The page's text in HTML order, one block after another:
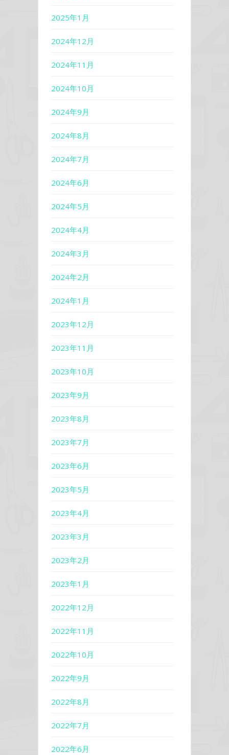
2025年1月
2024年12月
2024年11月
2024年10月
2024年9月
2024年8月
2024年7月
2024年6月
2024年5月
2024年4月
2024年3月
2024年2月
2024年1月
2023年12月
2023年11月
2023年10月
2023年9月
2023年8月
2023年7月
2023年6月
2023年5月
2023年4月
2023年3月
2023年2月
2023年1月
2022年12月
2022年11月
2022年10月
2022年9月
2022年8月
2022年7月
2022年6月